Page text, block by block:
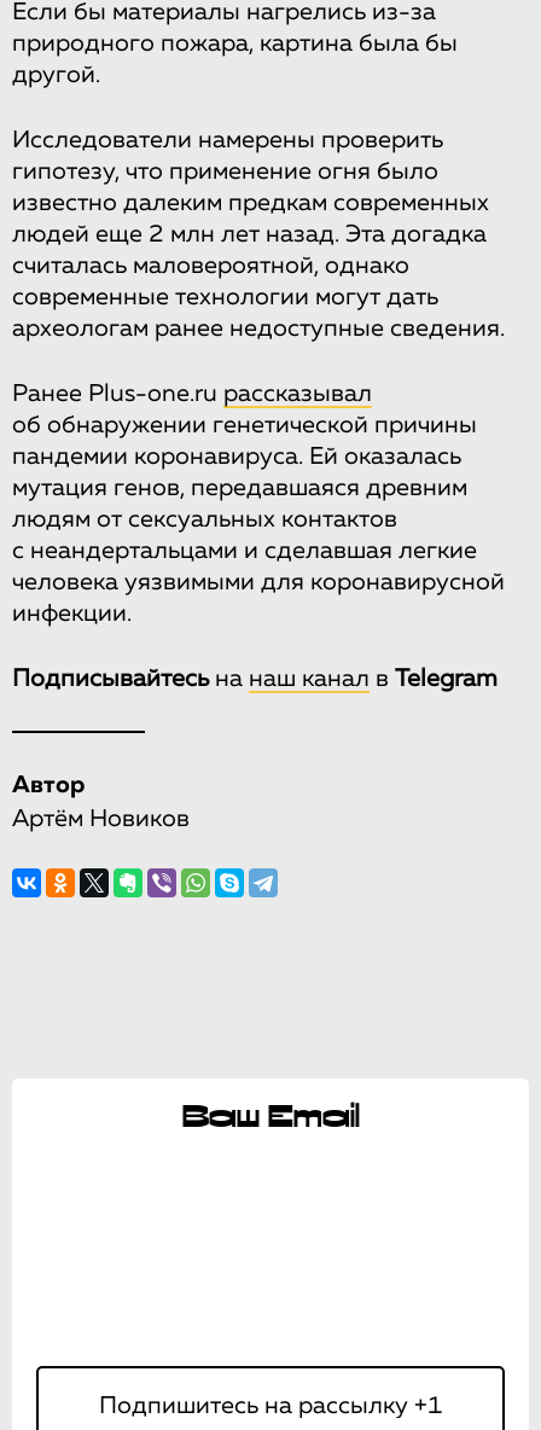
Если бы материалы нагрелись из-за
природного пожара, картина была бы
другой.
Исследователи намерены проверить
гипотезу, что применение огня было
известно далеким предкам современных
людей еще 2 млн лет назад. Эта догадка
считалась маловероятной, однако
современные технологии могут дать
археологам ранее недоступные сведения.
Ранее Plus-one.ru рассказывал
об обнаружении генетической причины
пандемии коронавируса. Ей оказалась
мутация генов, передавшаяся древним
людям от сексуальных контактов
с неандертальцами и сделавшая легкие
человека уязвимыми для коронавирусной
инфекции.
Подписывайтесьна наш канал в Telegram
Автор
Артём Новиков
Ваш Email